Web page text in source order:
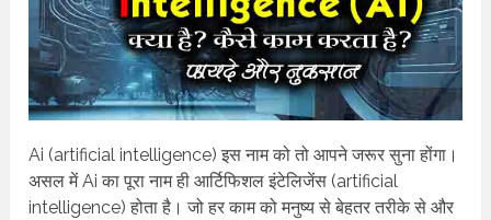
Ai (artificial intelligence) इस नाम को तो आपने जरूर सुना होंगा।
असल में Ai का पूरा नाम ही आर्टिफिशल इंटेलिजेंस (artificial
intelligence) होता है। जो हर काम को मनुष्य से बेहतर तरीके से और